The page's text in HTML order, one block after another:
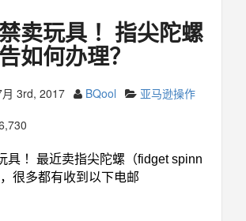
卖玩具 ！指尖陀螺
如何办理？
3rd, 2017 BQool
亚马逊操作
具 ！最近卖指尖陀螺（fidget spinn
很多都有收到以下电邮